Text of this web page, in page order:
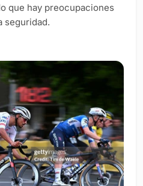
que hay preocupaciones
seguridad.